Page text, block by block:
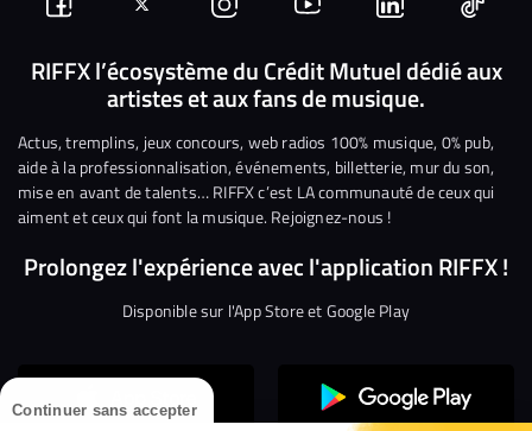
Continuer sans accepter
Suivez-
nous
Facebook
Suivez-
nous
sur
Twitter
Nous
rejoindre
sur
Instagram
Nous
rejoindre
sur
YouTube
Nous
rejoindre
sur
Linkedin
Nous
RIFFX l’écosystème du Crédit Mutuel dédié aux
artistes et aux fans de musique.
Actus, tremplins, jeux concours, web radios 100% musique, 0% pub,
aide à la professionnalisation, événements, billetterie, mur du son,
mise en avant de talents… RIFFX c’est LA communauté de ceux qui
aiment et ceux qui font la musique. Rejoignez-nous !
Prolongez l'expérience avec l'application RIFFX !
Disponible sur l'App Store et Google Play